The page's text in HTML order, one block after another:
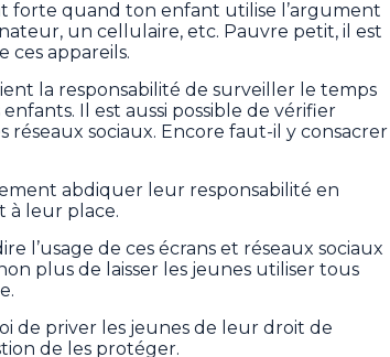
forte quand ton enfant utilise l’argument
un cellulaire, etc. Pauvre petit, il est
ces appareils.
la responsabilité de surveiller le temps
Il est aussi possible de vérifier
réseaux sociaux. Encore faut-il y consacrer
abdiquer leur responsabilité en
à leur place.
l’usage de ces écrans et réseaux sociaux
plus de laisser les jeunes utiliser tous
de priver les jeunes de leur droit de
de les protéger.